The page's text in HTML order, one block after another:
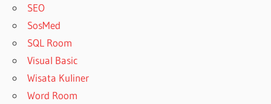
SEO
SosMed
SQL Room
Visual Basic
Wisata Kuliner
Word Room